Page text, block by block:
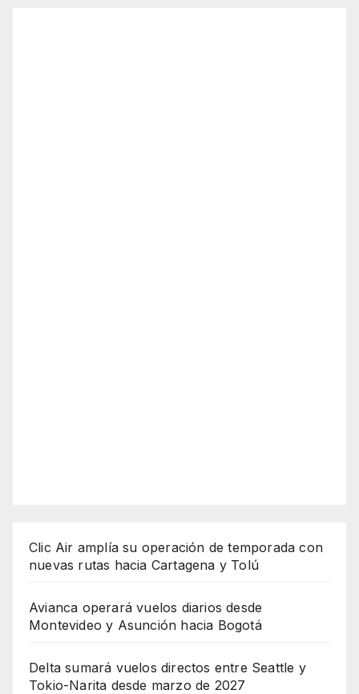
Clic Air amplía su operación de temporada con
nuevas rutas hacia Cartagena y Tolú
Avianca operará vuelos diarios desde
Montevideo y Asunción hacia Bogotá
Delta sumará vuelos directos entre Seattle y
Tokio-Narita desde marzo de 2027